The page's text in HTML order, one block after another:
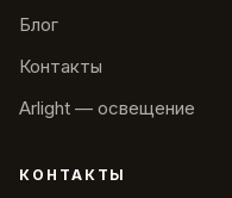
Блог
Контакты
Arlight — освещение
КОНТАКТЫ